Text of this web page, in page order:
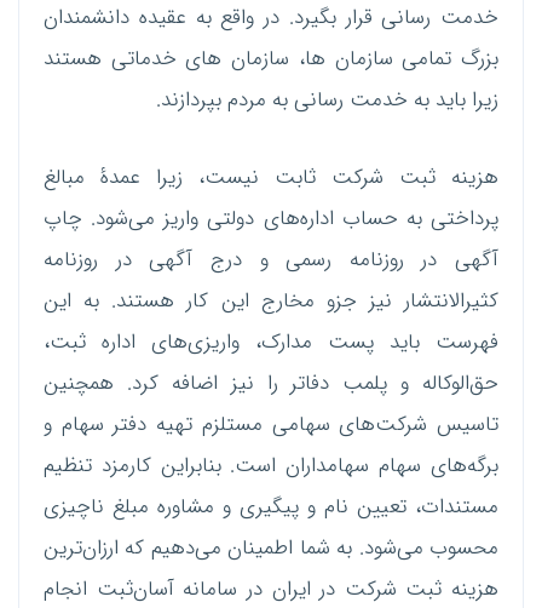
خدمت رسانی قرار بگیرد. در واقع به عقیده دانشمندان
بزرگ تمامی سازمان ها، سازمان های خدماتی هستند
زیرا باید به خدمت رسانی به مردم بپردازند.
هزینه ثبت شرکت ثابت نیست، زیرا عمدۀ مبالغ
پرداختی به حساب اداره‌های دولتی واریز می‌شود. چاپ
آگهی در روزنامه رسمی و درج آگهی در روزنامه
کثیرالانتشار نیز جزو مخارج این کار هستند. به این
فهرست باید پست مدارک، واریزی‌های اداره ثبت،
حق‌الوکاله و پلمب دفاتر را نیز اضافه کرد. همچنین
تاسیس شرکت‌های سهامی مستلزم تهیه دفتر سهام و
برگه‌های سهام سهامداران است. بنابراین کارمزد تنظیم
مستندات، تعیین نام و پیگیری و مشاوره مبلغ ناچیزی
محسوب می‌شود. به شما اطمینان می‌دهیم که ارزان‌ترین
هزینه ثبت شرکت در ایران در سامانه آسان‌ثبت انجام